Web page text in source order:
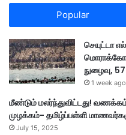
Popular
செயுட்டா
நுழைவு, 57
1 week ago
மீண்டும் மலர்ந்துவிட்டது!
முழக்கம்- தமிழ்ப்பள்ளி
July 15, 2025